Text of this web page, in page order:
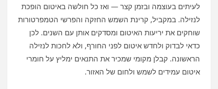
לעיתים בעוצמה ובזמן קצר — ואז כל חולשה באיטום הופכת
לנזילה. במקביל, קרינת השמש החזקה והפרשי הטמפרטורות
שוחקים את יריעות האיטום ומסדקים אותן עם השנים. לכן
כדאי לבדוק ולחדש איטום לפני החורף, ולא לחכות לנזילה
הראשונה. קבלן מקומי שמכיר את התנאים ימליץ על חומרי
איטום עמידים לשמש ולחום של האזור.